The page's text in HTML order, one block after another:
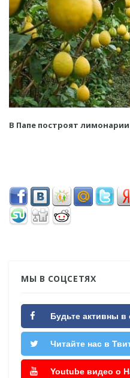
В Папе построят
МЫ В СОЦСЕТЯХ
Будьте активны в
Читайте нас
Youtube видео о